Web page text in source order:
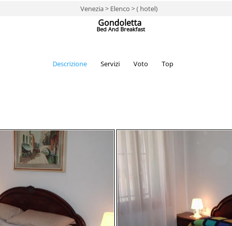
Venezia > Elenco > ( hotel)
Gondoletta
Bed And Breakfast
Descrizione Servizi Voto Top